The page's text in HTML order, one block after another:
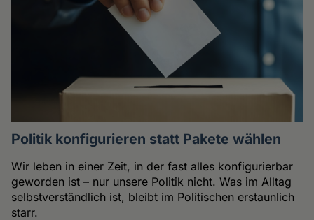
Politik konfigurieren statt Pakete wählen
Wir leben in einer Zeit, in der fast alles konfigurierbar
geworden ist – nur unsere Politik nicht. Was im Alltag
selbstverständlich ist, bleibt im Politischen erstaunlich
starr.